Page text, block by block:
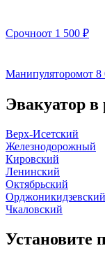
Срочноот 1 500 ₽
Манипуляторомот 8
Эвакуатор в
Верх-Исетский
Железнодорожный
Кировский
Ленинский
Октябрьский
Орджоникидзевский
Чкаловский
Установите